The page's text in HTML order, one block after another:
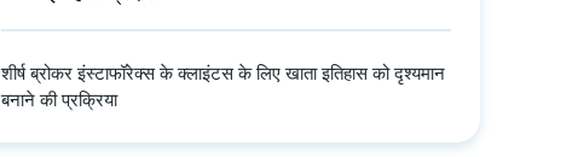
शीर्ष ब्रोकर इंस्टाफॉरेक्स के क्लाइंटस के लिए खाता इतिहास को दृश्यमान
बनाने की प्रक्रिया